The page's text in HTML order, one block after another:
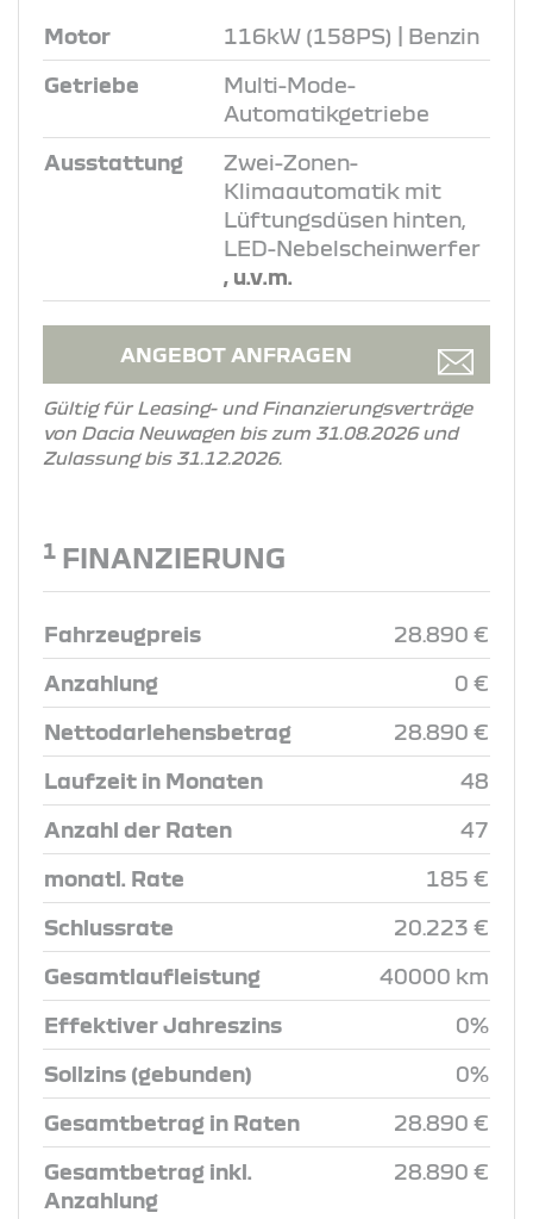
Motor 116kW (158PS) | Benzin
Getriebe
Multi-Mode-
Automatikgetriebe
Ausstattung
Zwei-Zonen-
Klimaautomatik mit
Lüftungsdüsen hinten,
LED-Nebelscheinwerfer
, u.v.m.
ANGEBOT ANFRAGEN
Gültig für Leasing- und Finanzierungsverträge
von Dacia Neuwagen bis zum 31.08.2026 und
Zulassung bis 31.12.2026.
1 FINANZIERUNG
Fahrzeugpreis 28.890 €
Anzahlung 0 €
Nettodarlehensbetrag 28.890 €
Laufzeit in Monaten 48
Anzahl der Raten 47
monatl. Rate 185 €
Schlussrate 20.223 €
Gesamtlaufleistung 40000 km
Effektiver Jahreszins 0%
Sollzins (gebunden) 0%
Gesamtbetrag in Raten 28.890 €
Gesamtbetrag inkl.
Anzahlung
28.890 €